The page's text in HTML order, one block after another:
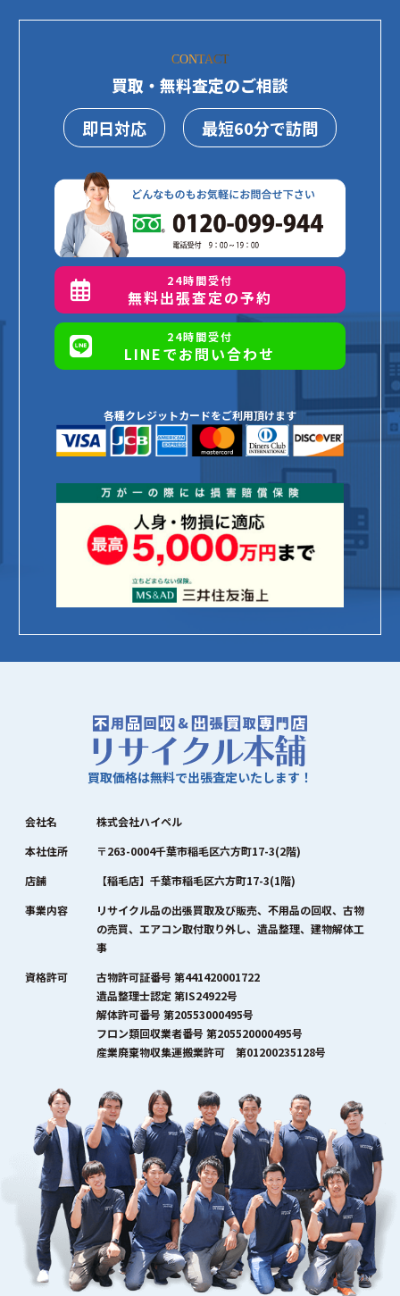
CONTACT
買取・無料査定のご相談
即日対応
最短60分で訪問
24時間受付
無料出張査定の予約
24時間受付
LINEでお問い合わせ
各種クレジットカードをご利用頂けます
買取価格は無料で出張査定いたします！
会社名
株式会社ハイペル
本社住所
〒263-0004千葉市稲毛区六方町17-3(2階)
店舗
【稲毛店】千葉市稲毛区六方町17-3(1階)
事業内容
リサイクル品の出張買取及び販売、不用品の回収、古物
の売買、エアコン取付取り外し、遺品整理、建物解体工
事
資格許可
古物許可証番号 第441420001722
遺品整理士認定 第IS24922号
解体許可番号 第20553000495号
フロン類回収業者番号 第205520000495号
産業廃棄物収集運搬業許可 第01200235128号